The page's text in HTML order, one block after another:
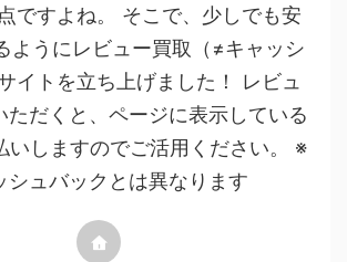
ですよね。 そこで、少しでも安
ようにレビュー買取（≠キャッシ
イトを立ち上げました！ レビュ
ただくと、ページに表示している
いしますのでご活用ください。 ※
シュバックとは異なります